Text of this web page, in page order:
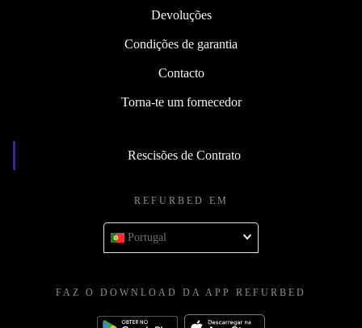
Devoluções
Condições de garantia
Contacto
Torna-te um fornecedor
Rescisões de Contrato
REFURBED EM
Portugal
FAZ O DOWNLOAD DA APP REFURBED